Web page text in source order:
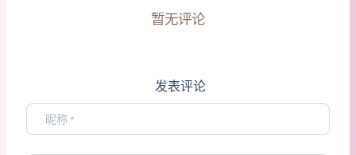
暂无评论
发表评论